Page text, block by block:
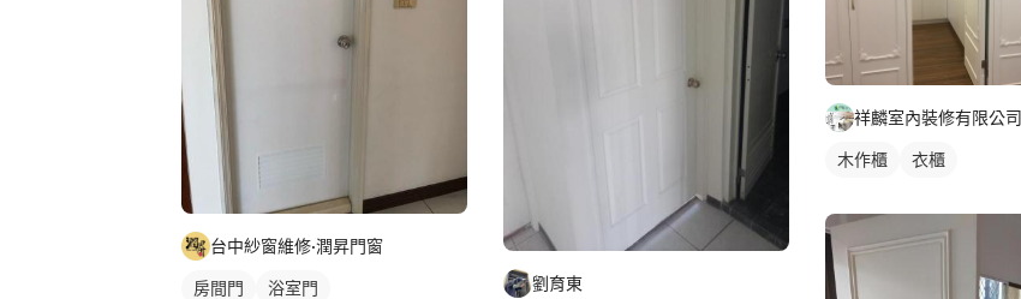
台中紗窗維修·潤昇門窗
房間門 浴室門 劉育東
祥麟室內裝修有限公司
木作櫃 衣櫃